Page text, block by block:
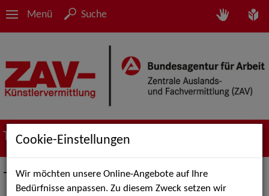
Menü Suche
Termine
Termine
Cookie-Einstellungen
Wir möchten unsere Online-Angebote auf Ihre
Bedürfnisse anpassen. Zu diesem Zweck setzen wir